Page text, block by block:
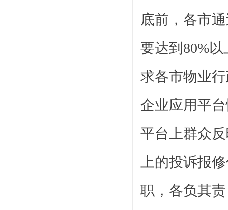
底前，各市
要达到80%
求各市物业
企业应用平
平台上群众
上的投诉报
职，各负其